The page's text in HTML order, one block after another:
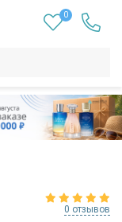
0
0 отзывов